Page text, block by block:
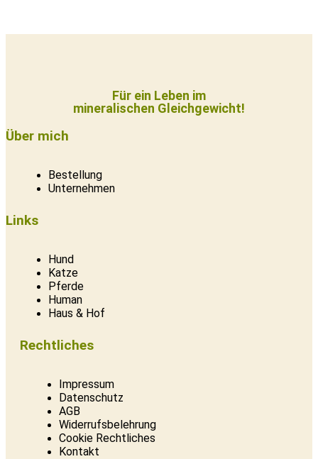
Für ein Leben im
mineralischen Gleichgewicht!
Über mich
Bestellung
Unternehmen
Links
Hund
Katze
Pferde
Human
Haus & Hof
Rechtliches
Impressum
Datenschutz
AGB
Widerrufsbelehrung
Cookie Rechtliches
Kontakt